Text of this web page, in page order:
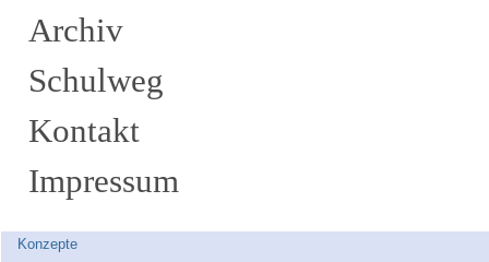
Archiv
Schulweg
Kontakt
Impressum
Konzepte